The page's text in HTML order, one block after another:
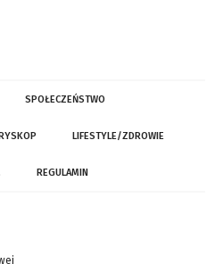
SPOŁECZEŃSTWO
LIFESTYLE/ZDROWIE
REGULAMIN